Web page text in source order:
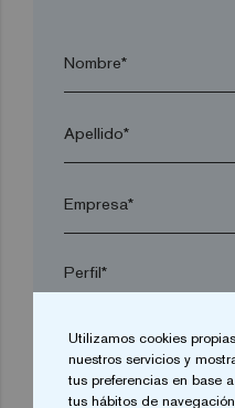
Nombre*
Apellido*
Empresa*
Localidad*
Utilizamos cookies
nuestros servicios y
tus preferencias en base
tus hábitos de